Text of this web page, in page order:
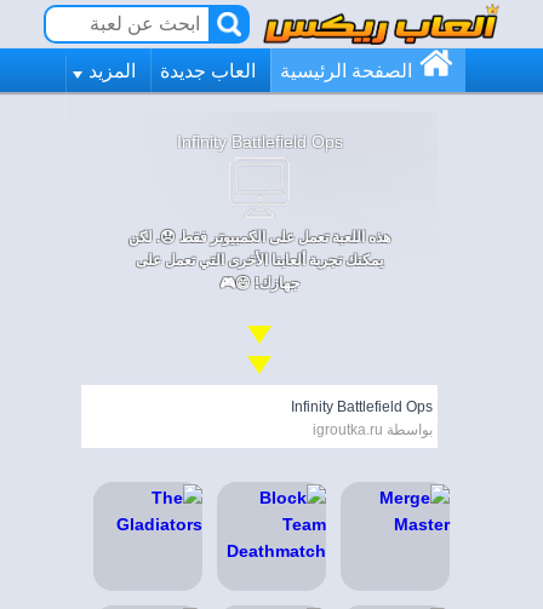
الصفحة الرئيسية العاب جديدة المزيد
Infinity Battlefield Ops
هذه اللعبة تعمل على الكمبيوتر فقط 😞. لكن
يمكنك تجربة ألعابنا الأخرى التي تعمل على
جهازك! 😄🎮
Infinity Battlefield Ops
بواسطة igroutka.ru